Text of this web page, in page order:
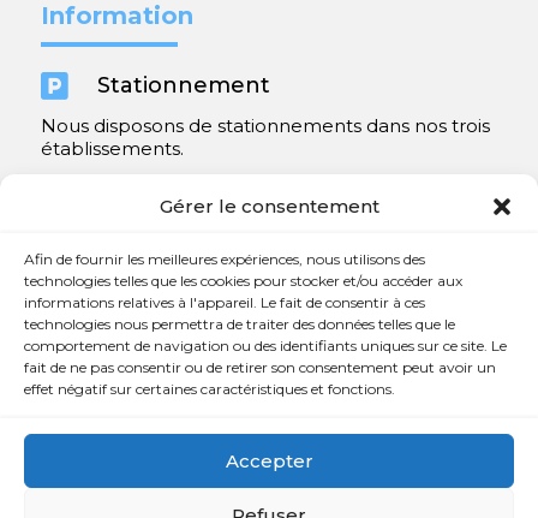
Gérer le consentement
Afin de fournir les meilleures expériences, nous utilisons des
technologies telles que les cookies pour stocker et/ou accéder aux
informations relatives à l'appareil. Le fait de consentir à ces
technologies nous permettra de traiter des données telles que le
comportement de navigation ou des identifiants uniques sur ce site. Le
fait de ne pas consentir ou de retirer son consentement peut avoir un
effet négatif sur certaines caractéristiques et fonctions.
Accepter
Information
 Stationnement
Nous disposons de stationnements dans nos trois
établissements.
Contact
 450 654-3342
 info@charlesrajotte.com
765, rue Notre-Dame